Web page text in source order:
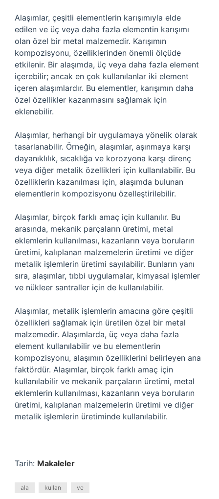
Alaşımlar, çeşitli elementlerin karışımıyla elde
edilen ve üç veya daha fazla elementin karışımı
olan özel bir metal malzemedir. Karışımın
kompozisyonu, özelliklerinden önemli ölçüde
etkilenir. Bir alaşımda, üç veya daha fazla element
içerebilir; ancak en çok kullanılanlar iki element
içeren alaşımlardır. Bu elementler, karışımın daha
özel özellikler kazanmasını sağlamak için
eklenebilir.
Alaşımlar, herhangi bir uygulamaya yönelik olarak
tasarlanabilir. Örneğin, alaşımlar, aşınmaya karşı
dayanıklılık, sıcaklığa ve korozyona karşı direnç
veya diğer metalik özellikleri için kullanılabilir. Bu
özelliklerin kazanılması için, alaşımda bulunan
elementlerin kompozisyonu özelleştirilebilir.
Alaşımlar, birçok farklı amaç için kullanılır. Bu
arasında, mekanik parçaların üretimi, metal
eklemlerin kullanılması, kazanların veya boruların
üretimi, kalıplanan malzemelerin üretimi ve diğer
metalik işlemlerin üretimi sayılabilir. Bunların yanı
sıra, alaşımlar, tıbbi uygulamalar, kimyasal işlemler
ve nükleer santraller için de kullanılabilir.
Alaşımlar, metalik işlemlerin amacına göre çeşitli
özellikleri sağlamak için üretilen özel bir metal
malzemedir. Alaşımlarda, üç veya daha fazla
element kullanılabilir ve bu elementlerin
kompozisyonu, alaşımın özelliklerini belirleyen ana
faktördür. Alaşımlar, birçok farklı amaç için
kullanılabilir ve mekanik parçaların üretimi, metal
eklemlerin kullanılması, kazanların veya boruların
üretimi, kalıplanan malzemelerin üretimi ve diğer
metalik işlemlerin üretiminde kullanılabilir.
Tarih: Makaleler
ala kullan ve